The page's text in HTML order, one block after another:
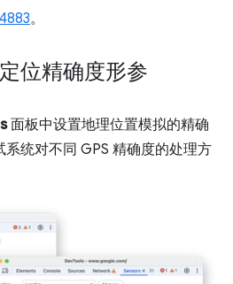
。
位精确度形参
面板中设置地理位置模拟的精确
统对不同 GPS 精确度的处理方